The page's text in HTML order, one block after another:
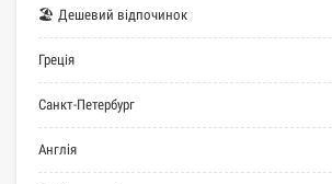
🏖 Дешевий відпочинок
Греція
Санкт-Петербург
Англія